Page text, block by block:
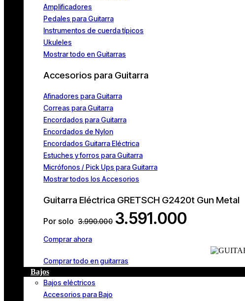
Amplificadores
Pedales para Guitarra
Instrumentos de cuerda típicos
Ukuleles
Mostrar todo en Guitarras
Accesorios para Guitarra
Afinadores para Guitarra
Correas para Guitarra
Encordados para Guitarra
Encordados de Nylon
Encordados Guitarra Eléctrica
Estuches y forros para Guitarra
Micrófonos / Pick Ups para Guitarra
Mostrar todos los Accesorios
Guitarra Eléctrica GRETSCH G2420t Gun Metal
Por solo 3.990.000 3.591.000
Comprar ahora
Comprar todo en guitarras
Bajos
Bajos eléctricos
Accesorios para Bajo